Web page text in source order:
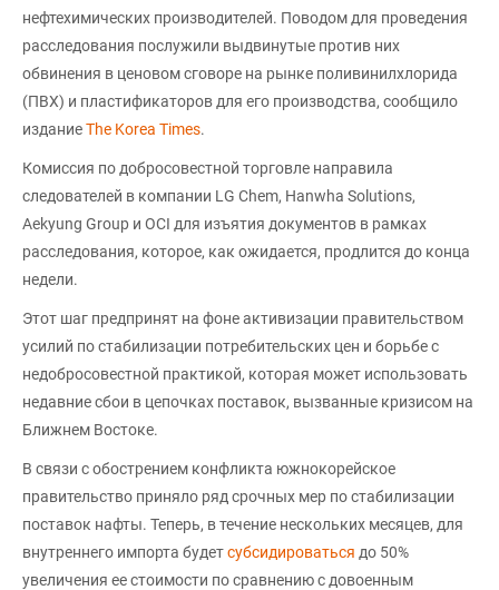
нефтехимических производителей. Поводом для проведения
расследования послужили выдвинутые против них
обвинения в ценовом сговоре на рынке поливинилхлорида
(ПВХ) и пластификаторов для его производства, сообщило
изданиеThe Korea Times.
Комиссия по добросовестной торговле направила
следователей в компании LG Chem, Hanwha Solutions,
Aekyung Group и OCI для изъятия документов в рамках
расследования, которое, как ожидается, продлится до конца
недели.
Этот шаг предпринят на фоне активизации правительством
усилий по стабилизации потребительских цен и борьбе с
недобросовестной практикой, которая может использовать
недавние сбои в цепочках поставок, вызванные кризисом на
Ближнем Востоке.
В связи с обострением конфликта южнокорейское
правительство приняло ряд срочных мер по стабилизации
поставок нафты. Теперь, в течение нескольких месяцев, для
внутреннего импорта будетсубсидироваться до 50%
увеличения ее стоимости по сравнению с довоенным